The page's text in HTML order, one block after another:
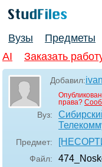
Вузы Предметы
AI
Заказать
Добавил:
права?
Вуз:
Предмет:
Файл: